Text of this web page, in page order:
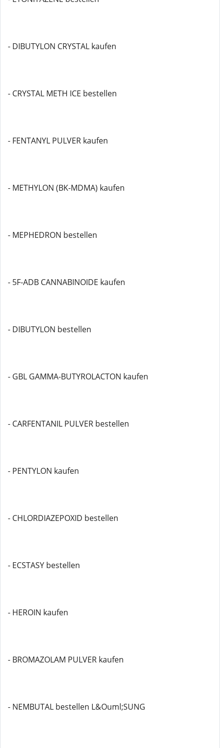
- DIBUTYLON CRYSTAL kaufen
- CRYSTAL METH ICE bestellen
- FENTANYL PULVER kaufen
- METHYLON (BK-MDMA) kaufen
- MEPHEDRON bestellen
- 5F-ADB CANNABINOIDE kaufen
- DIBUTYLON bestellen
- GBL GAMMA-BUTYROLACTON kaufen
- CARFENTANIL PULVER bestellen
- PENTYLON kaufen
- CHLORDIAZEPOXID bestellen
- ECSTASY bestellen
- HEROIN kaufen
- BROMAZOLAM PULVER kaufen
- NEMBUTAL bestellen L&Ouml;SUNG